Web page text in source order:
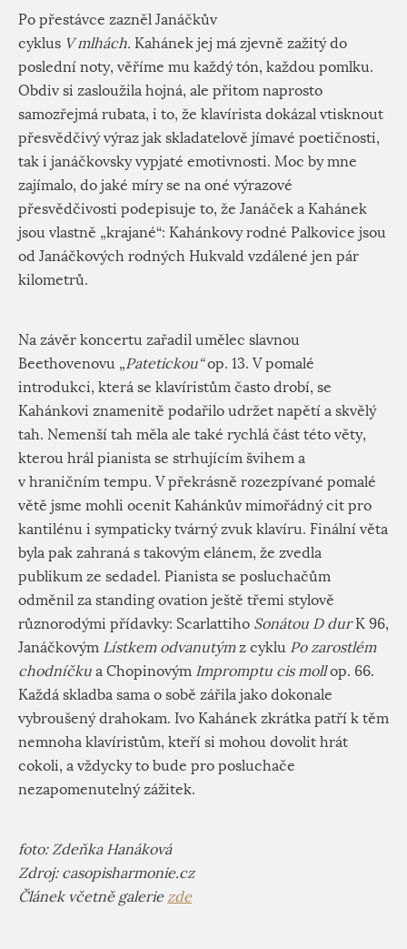
Po přestávce zazněl Janáčkův
cyklus V mlhách. Kahánek jej má zjevně zažitý do
poslední noty, věříme mu každý tón, každou pomlku.
Obdiv si zasloužila hojná, ale přitom naprosto
samozřejmá rubata, i to, že klavírista dokázal vtisknout
přesvědčivý výraz jak skladatelově jímavé poetičnosti,
tak i janáčkovsky vypjaté emotivnosti. Moc by mne
zajímalo, do jaké míry se na oné výrazové
přesvědčivosti podepisuje to, že Janáček a Kahánek
jsou vlastně „krajané“: Kahánkovy rodné Palkovice jsou
od Janáčkových rodných Hukvald vzdálené jen pár
kilometrů.
Na závěr koncertu zařadil umělec slavnou
Beethovenovu „Patetickou“op. 13. V pomalé
introdukci, která se klavíristům často drobí, se
Kahánkovi znamenitě podařilo udržet napětí a skvělý
tah. Nemenší tah měla ale také rychlá část této věty,
kterou hrál pianista se strhujícím švihem a
v hraničním tempu. V překrásně rozezpívané pomalé
větě jsme mohli ocenit Kahánkův mimořádný cit pro
kantilénu i sympaticky tvárný zvuk klavíru. Finální věta
byla pak zahraná s takovým elánem, že zvedla
publikum ze sedadel. Pianista se posluchačům
odměnil za standing ovation ještě třemi stylově
různorodými přídavky: Scarlattiho Sonátou D durK 96,
Janáčkovým Lístkem odvanutýmz cyklu Po zarostlém
chodníčku a Chopinovým Impromptu cis mollop. 66.
Každá skladba sama o sobě zářila jako dokonale
vybroušený drahokam. Ivo Kahánek zkrátka patří k těm
nemnoha klavíristům, kteří si mohou dovolit hrát
cokoli, a vždycky to bude pro posluchače
nezapomenutelný zážitek.
foto: Zdeňka Hanáková
Zdroj: casopisharmonie.cz
Článek včetně galeriezde